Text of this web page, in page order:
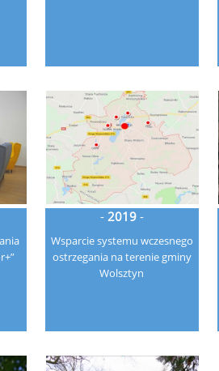
- 2019 -
Wsparcie systemu wczesnego
ostrzegania na terenie gminy
Wolsztyn